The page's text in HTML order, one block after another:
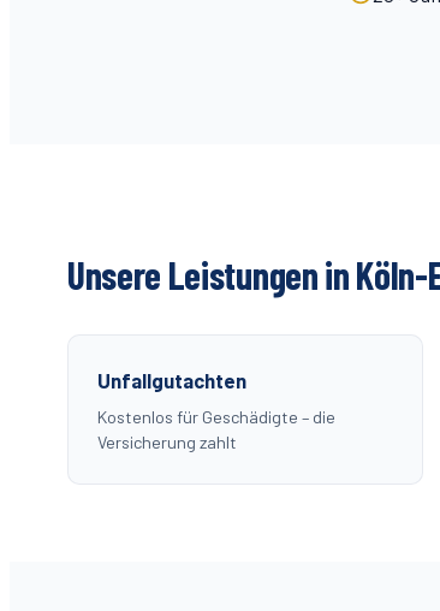
Unsere Leistungen in Köln-
Unfallgutachten
Kostenlos für Geschädigte – die
Versicherung zahlt